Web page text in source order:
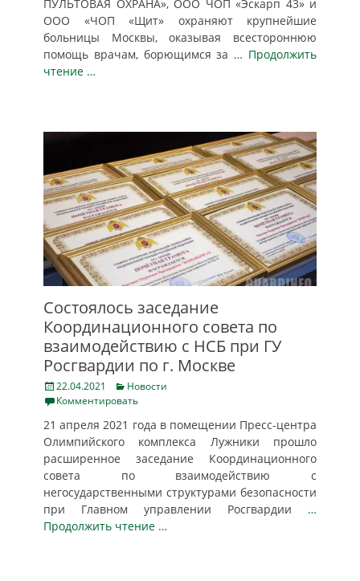
ПУЛЬТОВАЯ ОХРАНА», ООО ЧОП «Эскарп 43» и
ООО «ЧОП «Щит» охраняют крупнейшие
больницы Москвы, оказывая всестороннюю
помощь врачам, борющимся за … Продолжить
чтение …
Состоялось заседание
Координационного совета по
взаимодействию с НСБ при ГУ
Росгвардии по г. Москве
Posted
on
22.04.2021 Categories
Новости
Комментировать
21 апреля 2021 года в помещении Пресс-центра
Олимпийского комплекса Лужники прошло
расширенное заседание Координационного
совета по взаимодействию с
негосударственными структурами безопасности
при Главном управлении Росгвардии …
Продолжить чтение …